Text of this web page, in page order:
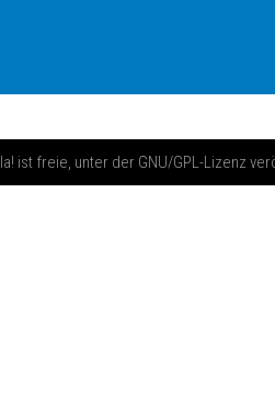
ist freie, unter der GNU/GPL-Lizenz